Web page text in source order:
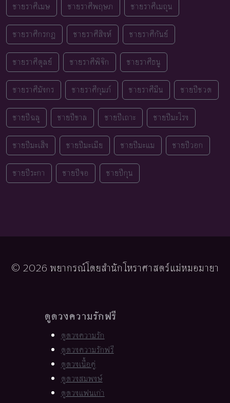
ชายราศีเมษ ชายราศีพฤษภ ชายราศีเมถุน
ชายราศีกรกฎ ชายราศีสิงห์ ชายราศีกันย์
ชายราศีตุลย์ ชายราศีพิจิก ชายราศีธนู
ชายราศีมังกร ชายราศีกุมภ์ ชายราศีมีน ชายปีชวด
ชายปีฉลู ชายปีขาล ชายปีเถาะ ชายปีมะโรง
ชายปีมะเส็ง ชายปีมะเมีย ชายปีมะแม ชายปีวอก
ชายปีระกา ชายปีจอ ชายปีกุน
© 2026 พยากรณ์โดยสำนักโหราศาสตร์แม่หมอมายา
ดูดวงความรักฟรี
ดูดวงความรัก
ดูดวงความรักฟรี
ดูดวงเนื้อคู่
ดูดวงสมพงษ์
ดูดวงแฟนเก่า